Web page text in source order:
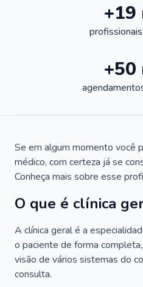
+19
+50
Se em algum momento você
médico, com certeza já se
Conheça mais sobre esse
O que é clínica
A clínica geral é a
o paciente de forma
visão de vários sistemas do
consulta.